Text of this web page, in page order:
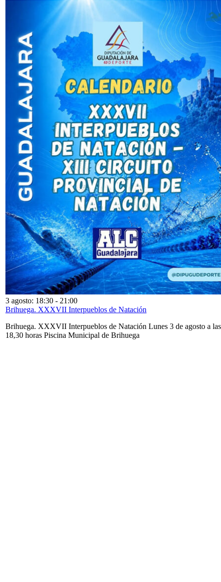
3 agosto: 18:30 - 21:00
Brihuega. XXXVII Interpueblos de Natación
Brihuega. XXXVII Interpueblos de Natación Lunes 3 de agosto a las
18,30 horas Piscina Municipal de Brihuega